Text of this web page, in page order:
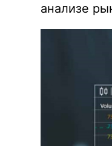
анализе